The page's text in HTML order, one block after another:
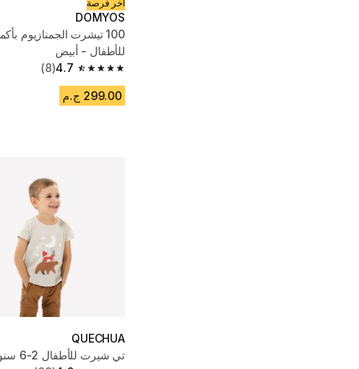
آخر فرصة
DOMYOS
100 تيشرت الجمنازيوم
للأطفال - أبيض
4.7
4.7 out of 5 stars from 8 reviews
(8)
299.00 ج.م
QUECHUA
تي شيرت للأطفال 2-6 سنوات - بيج